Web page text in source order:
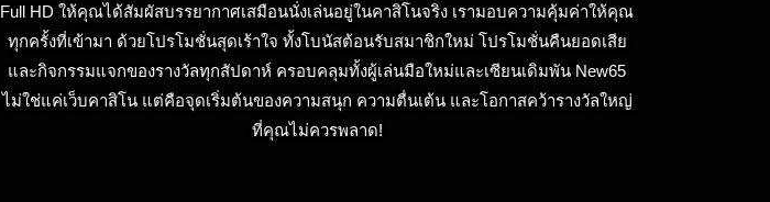
Full HD ให้คุณได้สัมผัสบรรยากาศเสมือนนั่งเล่นอยู่ในคาสิโนจริง เรามอบความคุ้มค่าให้คุณ
ทุกครั้งที่เข้ามา ด้วยโปรโมชั่นสุดเร้าใจ ทั้งโบนัสต้อนรับสมาชิกใหม่ โปรโมชั่นคืนยอดเสีย
และกิจกรรมแจกของรางวัลทุกสัปดาห์ ครอบคลุมทั้งผู้เล่นมือใหม่และเซียนเดิมพัน New65
ไม่ใช่แค่เว็บคาสิโน แต่คือจุดเริ่มต้นของความสนุก ความตื่นเต้น และโอกาสคว้ารางวัลใหญ่
ที่คุณไม่ควรพลาด!